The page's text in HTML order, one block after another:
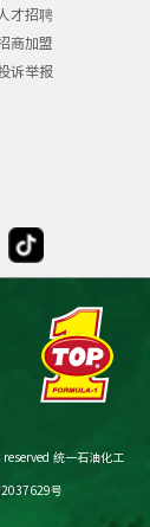
人才招聘
商加盟
诉举报
统一石油化工
号